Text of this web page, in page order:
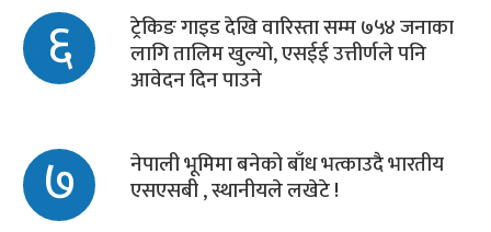
६ ट्रेकिङ गाइड देखि वारिस्ता सम्म ७५४ जनाका
लागि तालिम खुल्यो, एसईई उत्तीर्णले पनि
आवेदन दिन पाउने
७ नेपाली भूमिमा बनेको बाँध भत्काउदै भारतीय
एसएसबी , स्थानीयले लखेटे !